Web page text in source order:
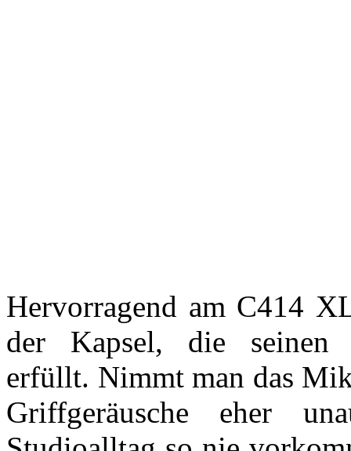
Hervorragend am C414
der Kapsel, die seinen
erfüllt. Nimmt man das
Griffgeräusche eher